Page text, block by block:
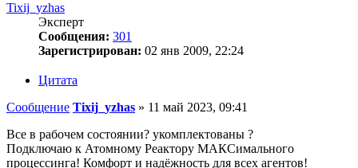
Tixij_yzhas
Эксперт
Сообщения: 301
Зарегистрирован: 02 янв 2009, 22:24
Цитата
Сообщение Tixij_yzhas » 11 май 2023, 09:41
Все в рабочем состоянии? укомплектованы ?
Подключаю к Атомному Реактору МАКСимального
процессинга! Комфорт и надёжность для всех агентов!